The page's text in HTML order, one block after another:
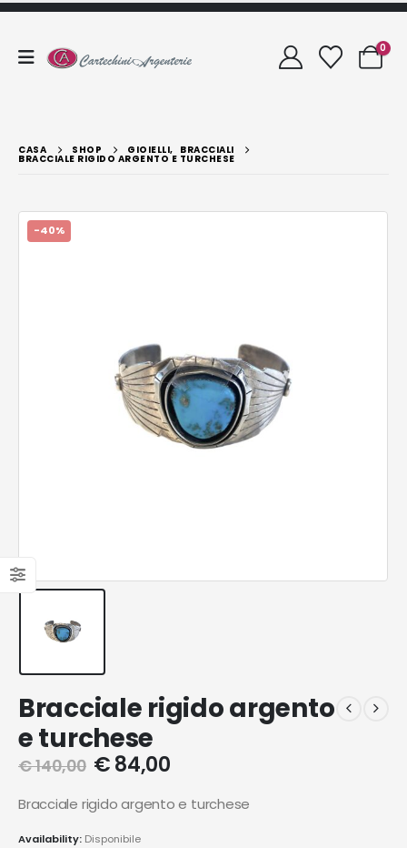
0
CASA SHOP GIOIELLI, BRACCIALI
BRACCIALE RIGIDO ARGENTO E TURCHESE
-40%
Bracciale rigido argento
e turchese
€140,00 €84,00
Bracciale rigido argento e turchese
Availability: Disponibile